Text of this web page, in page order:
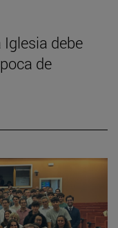
Iglesia debe
de